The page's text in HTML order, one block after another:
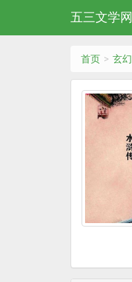
五三文学网
首页 玄幻